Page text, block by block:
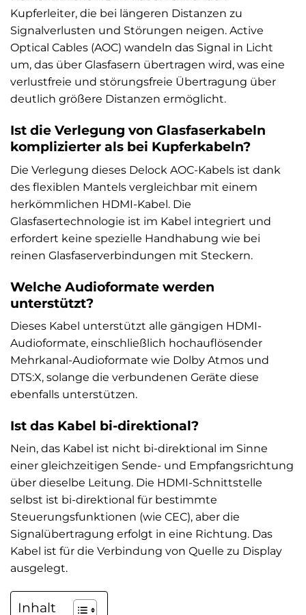
Kupferleiter, die bei längeren Distanzen zu
Signalverlusten und Störungen neigen. Active
Optical Cables (AOC) wandeln das Signal in Licht
um, das über Glasfasern übertragen wird, was eine
verlustfreie und störungsfreie Übertragung über
deutlich größere Distanzen ermöglicht.
Ist die Verlegung von Glasfaserkabeln
komplizierter als bei Kupferkabeln?
Die Verlegung dieses Delock AOC-Kabels ist dank
des flexiblen Mantels vergleichbar mit einem
herkömmlichen HDMI-Kabel. Die
Glasfasertechnologie ist im Kabel integriert und
erfordert keine spezielle Handhabung wie bei
reinen Glasfaserverbindungen mit Steckern.
Welche Audioformate werden
unterstützt?
Dieses Kabel unterstützt alle gängigen HDMI-
Audioformate, einschließlich hochauflösender
Mehrkanal-Audioformate wie Dolby Atmos und
DTS:X, solange die verbundenen Geräte diese
ebenfalls unterstützen.
Ist das Kabel bi-direktional?
Nein, das Kabel ist nicht bi-direktional im Sinne
einer gleichzeitigen Sende- und Empfangsrichtung
über dieselbe Leitung. Die HDMI-Schnittstelle
selbst ist bi-direktional für bestimmte
Steuerungsfunktionen (wie CEC), aber die
Signalübertragung erfolgt in eine Richtung. Das
Kabel ist für die Verbindung von Quelle zu Display
ausgelegt.
Inhalt